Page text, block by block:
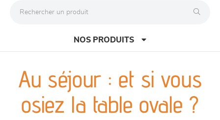
NOS PRODUITS
canapés et fauteuils
séjours
Au séjour : et si vous
osiez la table ovale ?